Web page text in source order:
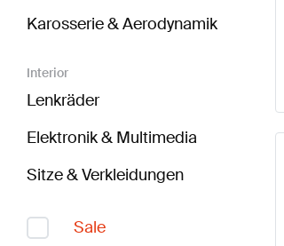
Karosserie & Aerodynamik
Interior
Lenkräder
Elektronik & Multimedia
Sitze & Verkleidungen
Sale